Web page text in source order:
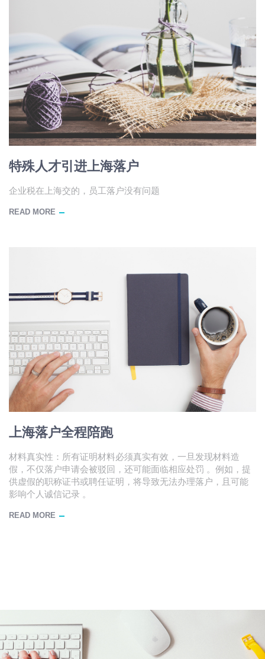
特殊人才引进上海落户
企业税在上海交的，员工落户没有问题
READ MORE
上海落户全程陪跑
材料真实性：所有证明材料必须真实有效，一旦发现材料造
假，不仅落户申请会被驳回，还可能面临相应处罚 。例如，提
供虚假的职称证书或聘任证明，将导致无法办理落户，且可能
影响个人诚信记录 。
READ MORE